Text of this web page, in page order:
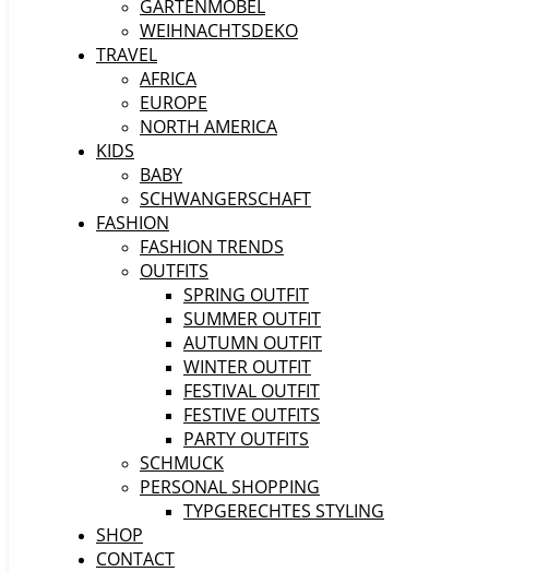
GARTENMÖBEL
WEIHNACHTSDEKO
TRAVEL
AFRICA
EUROPE
NORTH AMERICA
KIDS
BABY
SCHWANGERSCHAFT
FASHION
FASHION TRENDS
OUTFITS
SPRING OUTFIT
SUMMER OUTFIT
AUTUMN OUTFIT
WINTER OUTFIT
FESTIVAL OUTFIT
FESTIVE OUTFITS
PARTY OUTFITS
SCHMUCK
PERSONAL SHOPPING
TYPGERECHTES STYLING
SHOP
CONTACT